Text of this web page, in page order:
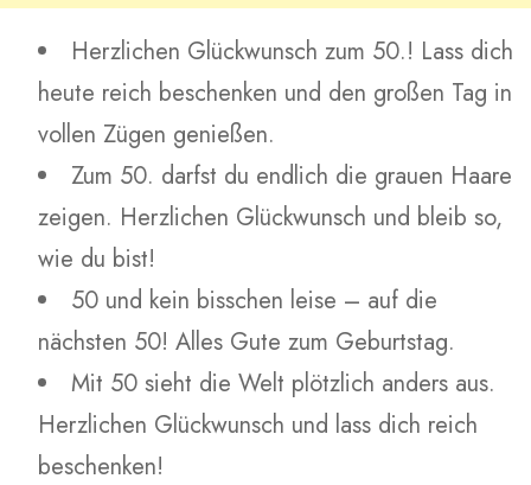
Herzlichen Glückwunsch zum 50.! Lass dich
heute reich beschenken und den großen Tag in
vollen Zügen genießen.
Zum 50. darfst du endlich die grauen Haare
zeigen. Herzlichen Glückwunsch und bleib so,
wie du bist!
50 und kein bisschen leise – auf die
nächsten 50! Alles Gute zum Geburtstag.
Mit 50 sieht die Welt plötzlich anders aus.
Herzlichen Glückwunsch und lass dich reich
beschenken!